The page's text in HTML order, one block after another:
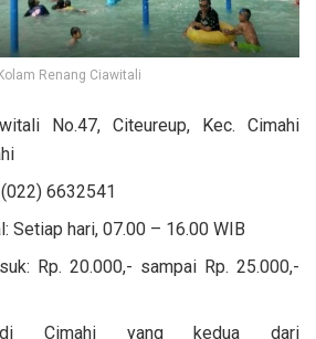
Kolam Renang Ciawitali
No.47, Citeureup, Kec. Cimahi
6632541
Setiap hari, 07.00 – 16.00 WIB
Rp. 20.000,- sampai Rp. 25.000,-
Cimahi yang kedua dari